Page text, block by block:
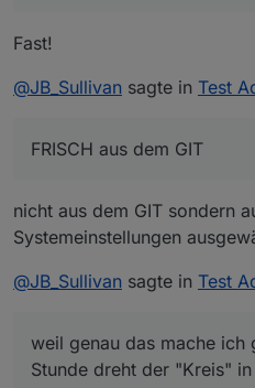
Fast!
@JB_Sullivan sagte in Test
FRISCH aus dem GIT
nicht aus dem GIT sondern
Systemeinstellungen
@JB_Sullivan sagte in Test
weil genau das mache ich
Stunde dreht der "Kreis" in